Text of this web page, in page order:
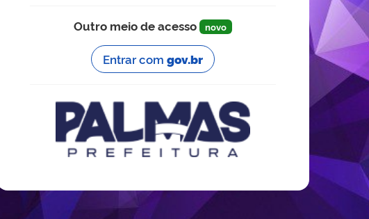
Outro meio de acesso novo
Entrar com gov.br